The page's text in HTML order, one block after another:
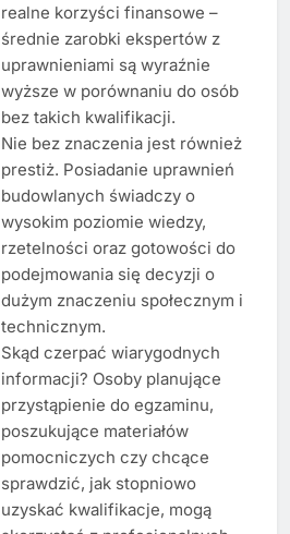
realne korzyści finansowe –
średnie zarobki ekspertów z
uprawnieniami są wyraźnie
wyższe w porównaniu do osób
bez takich kwalifikacji.
Nie bez znaczenia jest również
prestiż. Posiadanie uprawnień
budowlanych świadczy o
wysokim poziomie wiedzy,
rzetelności oraz gotowości do
podejmowania się decyzji o
dużym znaczeniu społecznym i
technicznym.
Skąd czerpać wiarygodnych
informacji? Osoby planujące
przystąpienie do egzaminu,
poszukujące materiałów
pomocniczych czy chcące
sprawdzić, jak stopniowo
uzyskać kwalifikacje, mogą